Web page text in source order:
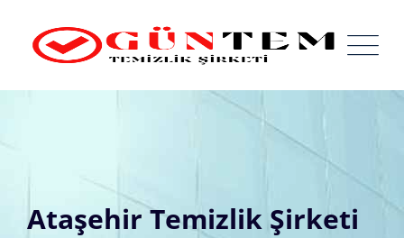
content
Ataşehir Temizlik Şirketi